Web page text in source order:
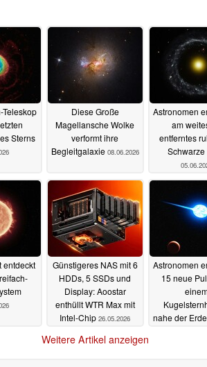
Teleskop
Sterns
Diese Große
Magellansche Wolke
verformt ihre
Begleitgalaxie 08.06.2026
Astronomen
am
entferntes
Schwarze
entdeckt
Günstigeres NAS mit 6
HDDs, 5 SSDs und
Display: Aoostar
enthüllt WTR Max mit
Intel-Chip 26.05.2026
Astronomen
15 neue
nahe der Erde
Weitere Artikel anzeigen